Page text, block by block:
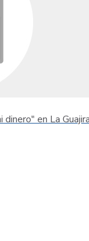
dinero" en La